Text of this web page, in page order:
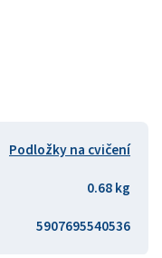
Podložky na cvičení
0.68 kg
5907695540536